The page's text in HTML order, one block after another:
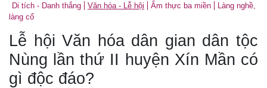
Di tích - Danh thắng
Văn hóa - Lễ hội Ẩm thực ba miền
Làng nghề,
làng cổ
Lễ hội Văn hóa dân gian dân tộc
Nùng lần thứ II huyện Xín Mần có
gì độc đáo?